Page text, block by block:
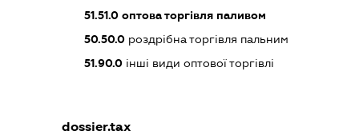
51.51.0оптова торгівля паливом
50.50.0роздрібна торгівля пальним
51.90.0інші види оптової торгівлі
dossier.tax